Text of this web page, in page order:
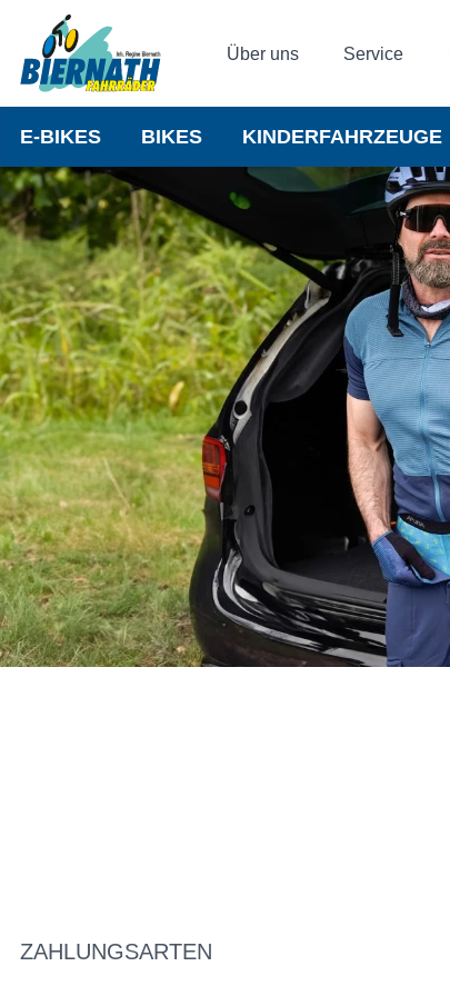
Über uns Service
E-BIKES BIKES KINDERFAHRZEUGE
ZAHLUNGSARTEN